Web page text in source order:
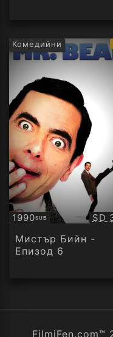
Комедийни
1990SUB
Субтитри SD
Мистър Бийн -
Епизод 6
FilmiFen.com™